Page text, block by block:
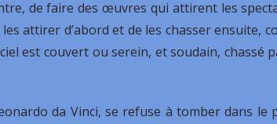
de faire des œuvres qui attirent les
attirer d’abord et de les chasser ensuite,
est couvert ou serein, et soudain, chassé
da Vinci, se refuse à tomber dans le